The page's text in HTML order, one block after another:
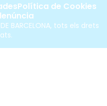
BARCELONA, tots els drets
Política de Cookies